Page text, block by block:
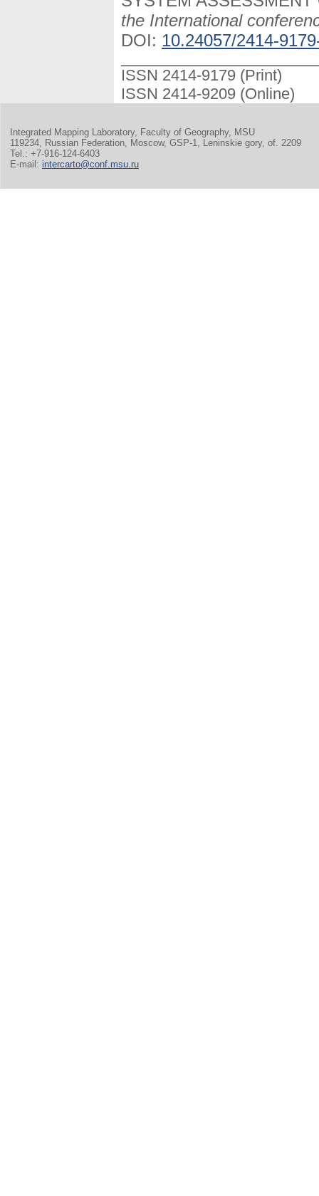
the International
DOI: 10.24057/2414-
ISSN 2414-9179 (Print)
ISSN 2414-9209 (Online)
Integrated Mapping Laboratory, Faculty of Geography, MSU
119234, Russian Federation, Moscow, GSP-1, Leninskie gory, of. 2209
Tel.: +7-916-124-6403
E-mail: intercarto@conf.msu.ru